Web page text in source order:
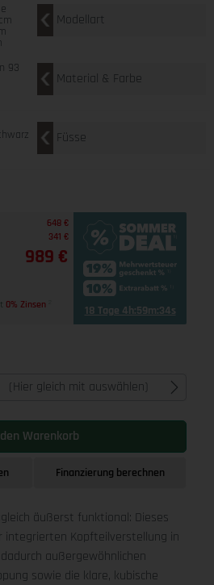
Modellart
93
Material & Farbe
Füsse
648 €
341 €
989 €
0% Zinsen 18 Tage 4h:59m:33s
(Hier gleich mit auswählen)
Warenkorb
Finanzierung berechnen
äußerst funktional: Dieses
Kopfteilverstellung in
außergewöhnlichen
sowie die klare, kubische